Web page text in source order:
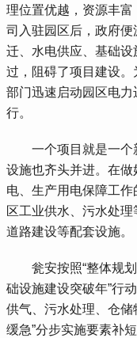
理位置优越，资源丰
司入驻园区后，政府
迁、水电供应、基础
过，阻碍了项目建设
部门迅速启动园区电
行。
一个项目就是一个
设施也齐头并进。在
电、生产用电保障工
区工业供水、污水处
道路建设等配套设施。
瓮安按照“整体规划
础设施建设突破年”行
供气、污水处理、仓
缓急”分步实施要素补